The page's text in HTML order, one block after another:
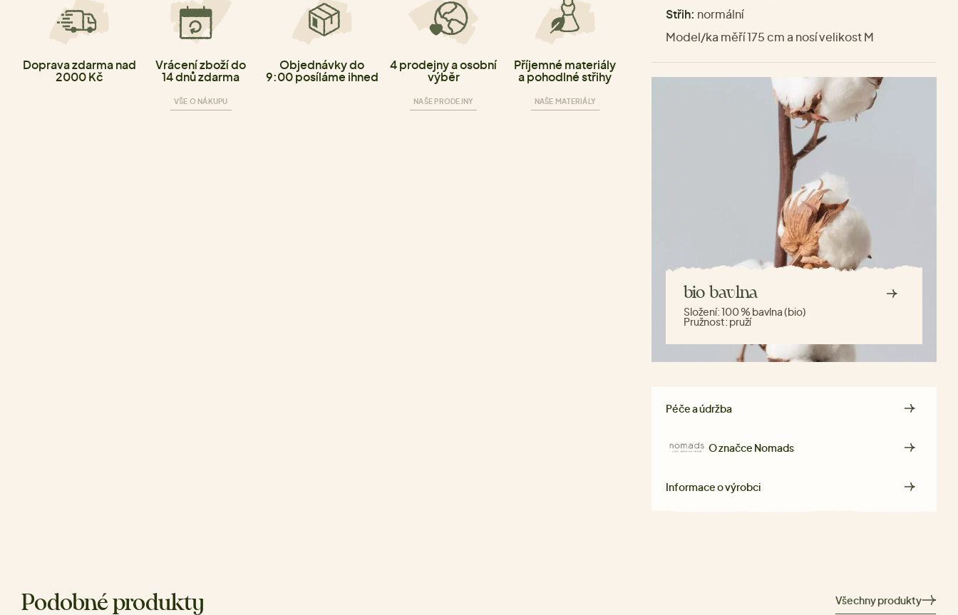
Doprava zdarma nad
2000 Kč
Vrácení zboží do
14 dnů zdarma
VŠE O NÁKUPU
Objednávky do
9:00 posíláme ihned
4 prodejny a osobní
výběr
NAŠE PRODEJNY
Příjemné materiály
a pohodlné střihy
NAŠE MATERIÁLY
Střih: normální
Model/ka měří 175 cm a nosí velikost M
bio bavlna
Složení:100 % bavlna (bio)
Pružnost: pruží
Péče a údržba
O značce Nomads
Informace o výrobci
Podobné produkty Všechny produkty